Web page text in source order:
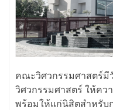
คณะวิศวกรรมศาสตร์
วิศวกรรมศาสตร์ ให้คว
พร้อมให้แก่นิสิตสำหรับ